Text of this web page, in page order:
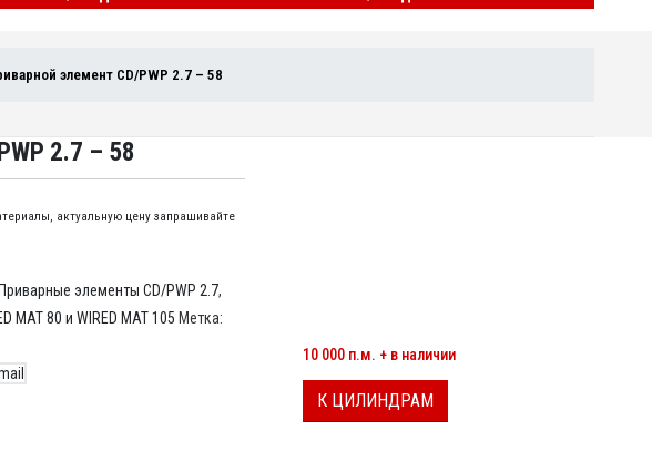
элемент CD/PWP 2.7 – 58
2.7 – 58
актуальную цену запрашивайте
Приварные элементы CD/PWP 2.7,
MAT 80 и WIRED MAT 105 Метка:
10 000 п.м. + в наличии
К ЦИЛИНДРАМ